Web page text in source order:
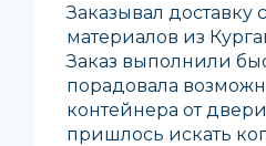
Заказывал доставку
материалов из
Заказ выполнили
порадовала
контейнера от
пришлось искать